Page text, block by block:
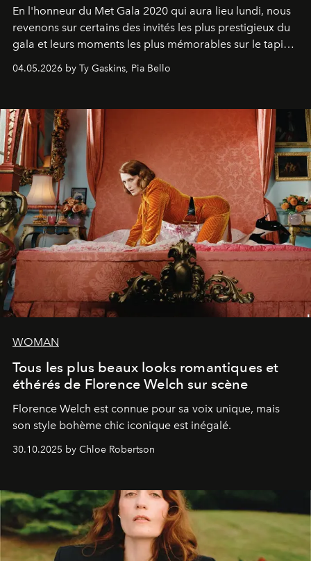
En l'honneur du Met Gala 2020 qui aura lieu lundi, nous
revenons sur certains des invités les plus prestigieux du
gala et leurs moments les plus mémorables sur le tapis
04.05.2026 by Ty Gaskins, Pia Bello
WOMAN
Tous les plus beaux looks romantiques et
éthérés de Florence Welch sur scène
Florence Welch est connue pour sa voix unique, mais
son style bohème chic iconique est inégalé.
30.10.2025 by Chloe Robertson